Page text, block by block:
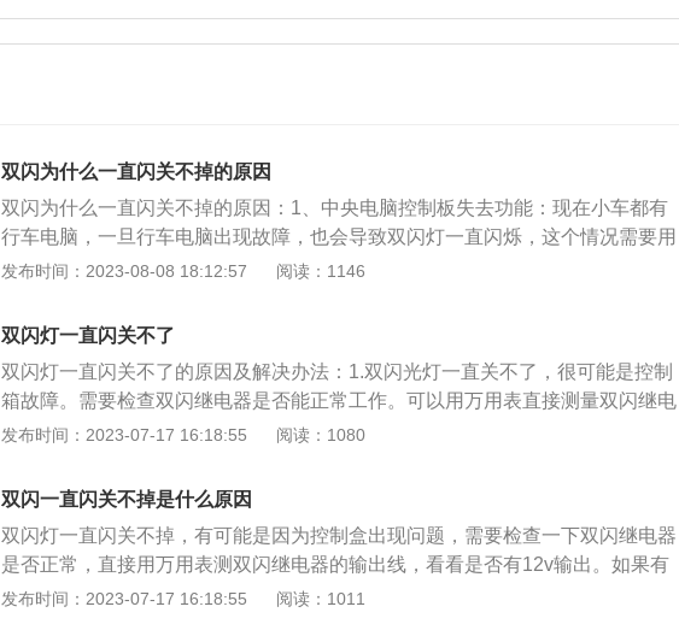
双闪为什么一直闪关不掉的原因
双闪为什么一直闪关不掉的原因：1、中央电脑控制板失去功能：现在小车都有
行车电脑，一旦行车电脑出现故障，也会导致双闪灯一直闪烁，这个情况需要用
专业的工具对行车电脑进行检测。2、继电器故障：如果输出电流的间歇变化证
电器已经损坏、需要更换新的。3、控制盒有故障，可以用万用表检测双闪继电
器的输出线，如果是有断续的12V电压变化输出则说明是正常的，否则是持续不
变的12V输出或者是没有输出的话，就说明是双闪继电器出现故障了，最好是去4
S店让维修人员进行更换维修。4、应急开关坏掉：双闪控制开关卡死了，这个也
会导致小车双闪灯一直闪个不停，而且关不了，这个情况需要到修理厂换个开
及雨刮的间歇挡、如果三合一控制器坏了、以上功能都会失灵。6、双闪灯电路
产生了故障：比如断路、虚接，这些故障就会导致小车双闪灯一直闪个不停关不
了。这个情况可以对控制电路进行检修，当然这个情况要去汽车修配厂进行检
车辆钥匙的关闭信息。相关拓展如下：1、车辆在临时停车，车主在路边停车等
发布时间：2023-08-08 18:12:57 阅读：1146
双闪灯一直闪关不了
双闪灯一直闪关不了的原因及解决办法：1.双闪光灯一直关不了，很可能是控制
箱故障。需要检查双闪继电器是否能正常工作。可以用万用表直接测量双闪继电
器的输出电流线，看是否有12v的输出电流。2.如果输出电流的间歇变化证明其工
经被破坏，需要更换新的。当然也有可能是因为电缆发现异常故障，此时需要专
业人员进行调查。3.是车主的车辆双闪控制开关有故障，车主行车时，误碰到双
闪提示开关，导致车辆开启双闪提示灯后，无法关闭，这时车主可以直接到汽车
修配厂，更换开关配件即可。4.是汽车的双闪提示灯线路混搭，以其他线路混电
引起的，可以关闭汽车电源进行确认，或者到汽车修配厂检修双闪提示灯的连接
发布时间：2023-07-17 16:18:55 阅读：1080
双闪一直闪关不掉是什么原因
双闪灯一直闪关不掉，有可能是因为控制盒出现问题，需要检查一下双闪继电器
是否正常，直接用万用表测双闪继电器的输出线，看看是否有12v输出。如果有
断续的输出变化就说明是正常的，那如果没有输出或者一直都是12v输出的话，
发布时间：2023-07-17 16:18:55 阅读：1011